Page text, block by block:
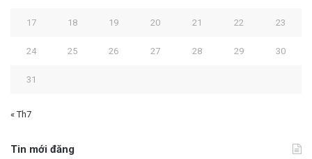
17 18 19 20 21 22 23
24 25 26 27 28 29 30
31
« Th7
Tin mới đăng